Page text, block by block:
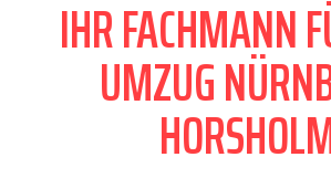
IHR FACHMANN
UMZUG